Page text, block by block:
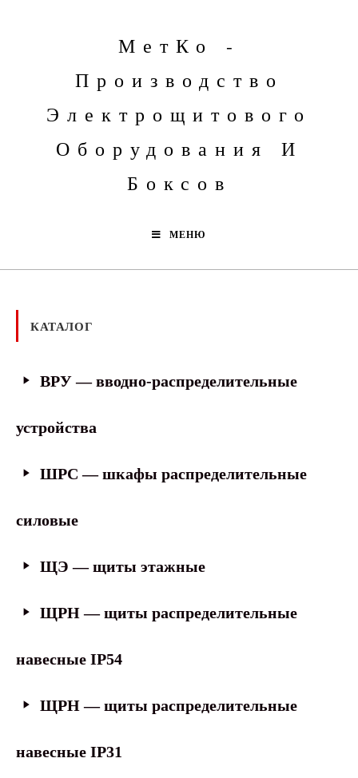
МетКо -
Производство
Электрощитового
Оборудования И
Боксов
МЕНЮ
КАТАЛОГ
ВРУ — вводно-распределительные
устройства
ШРС — шкафы распределительные
силовые
ЩЭ — щиты этажные
ЩРН — щиты распределительные
навесные IP54
ЩРН — щиты распределительные
навесные IP31